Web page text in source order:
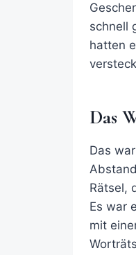
schnell
hatten
Das
Das
Rätsel,
Es war
mit